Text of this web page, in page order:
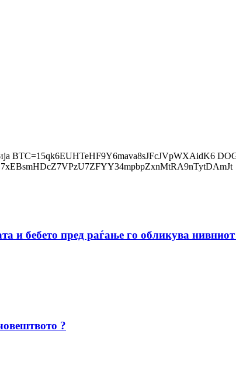
BTC=15qk6EUHTeHF9Y6mava8sJFcJVpWXAidK6
и бебето пред раѓање го обликува
?